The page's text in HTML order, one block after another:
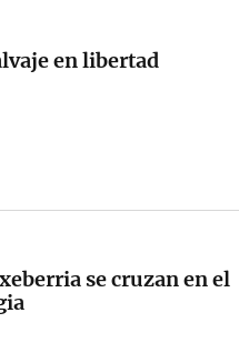
en libertad
se cruzan en el